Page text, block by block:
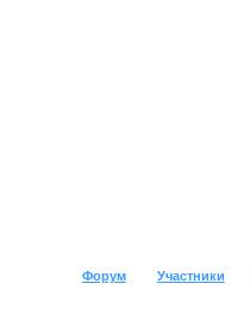
Форум Участники